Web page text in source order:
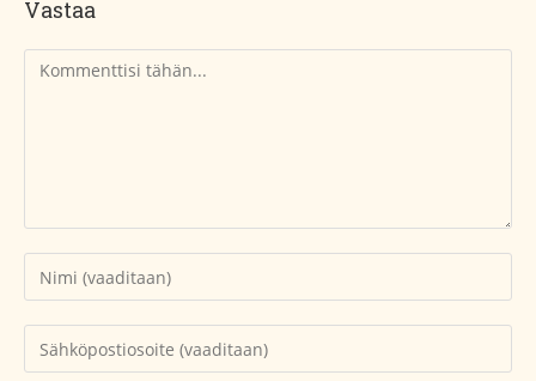
Vastaa
Kommentti
Kirjoita
nimesi
tai
käyttäjätunnuksesi
Kirjoita
sähköpostiosoitteesi